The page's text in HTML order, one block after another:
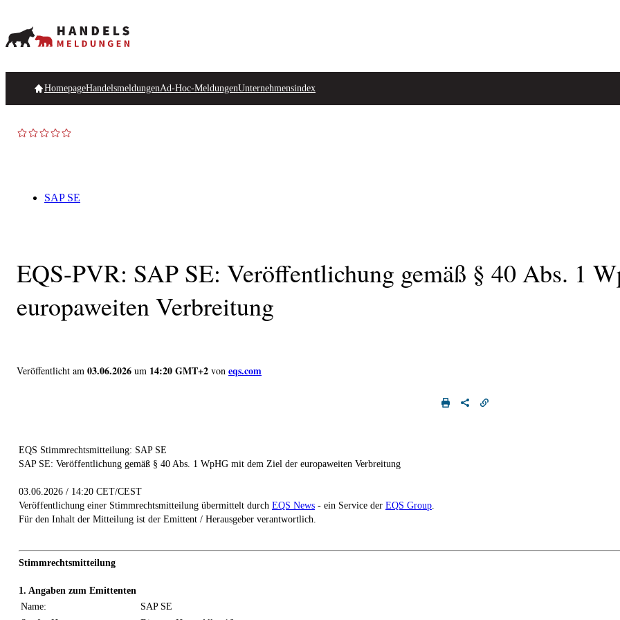
HomepageHandelsmeldungenAd-Hoc-MeldungenUnternehmensindex
SAP SE
EQS-PVR: SAP SE: Veröffentlichung gemäß § 40 Abs. 1
europaweiten Verbreitung
Veröffentlicht am 03.06.2026 um 14:20 GMT+2 von eqs.com
EQS Stimmrechtsmitteilung: SAP SE
SAP SE: Veröffentlichung gemäß § 40 Abs. 1 WpHG mit dem Ziel der europaweiten Verbreitung
03.06.2026 / 14:20 CET/CEST
Veröffentlichung einer Stimmrechtsmitteilung übermittelt durch EQS News - ein Service der EQS Group
Für den Inhalt der Mitteilung ist der Emittent / Herausgeber verantwortlich.
Stimmrechtsmitteilung
1. Angaben zum Emittenten
Name:
SAP SE